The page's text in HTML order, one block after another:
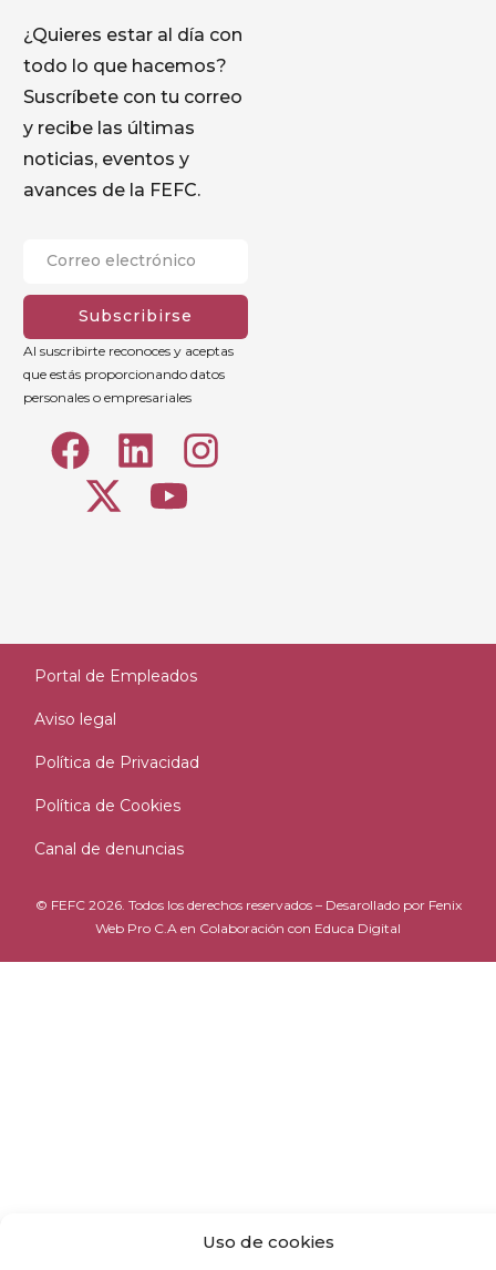
Uso de cookies
¿Quieres estar al día con
todo lo que hacemos?
Suscríbete con tu correo
y recibe las últimas
noticias, eventos y
avances de la FEFC.
Subscribirse
Al suscribirte reconoces y aceptas
que estás proporcionando datos
personales o empresariales
© FEFC 2026. Todos los derechos reservados – Desarollado por Fenix
Web Pro C.A en Colaboración con Educa Digital
Portal de Empleados
Aviso legal
Política de Privacidad
Política de Cookies
Canal de denuncias